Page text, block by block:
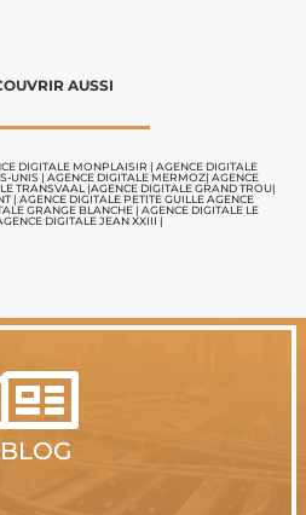
AUSSI
DIGITALE MONPLAISIR | AGENCE DIGITALE
UNIS| AGENCE DIGITALE MERMOZ| AGENCE
TRANSVAAL|AGENCE DIGITALE GRAND TROU|
| AGENCE DIGITALE PETITE GUILLE AGENCE
GRANGE BLANCHE | AGENCE DIGITALE LE
DIGITALE JEAN XXIII |
BLOG